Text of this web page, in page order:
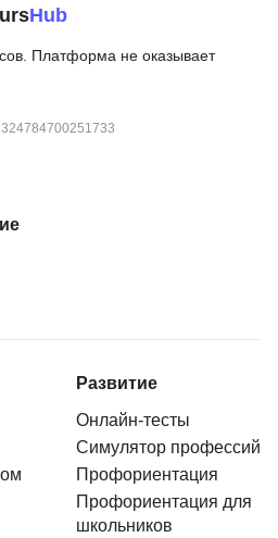
Hub
Платформа не оказывает
Развитие
Онлайн-тесты
Симулятор профессий
Профориентация
Профориентация для
школьников